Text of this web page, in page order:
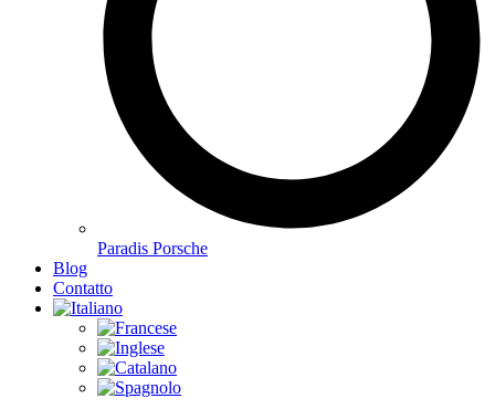
Paradis Porsche
Blog
Contatto